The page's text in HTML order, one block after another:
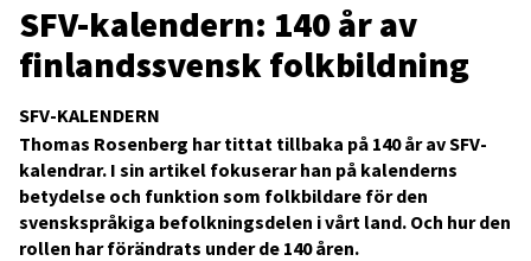
SFV-KALENDERN
SFV-kalendern: 140 år av
finlandssvensk folkbildning
Thomas Rosenberg har tittat tillbaka på 140 år av SFV-
kalendrar. I sin artikel fokuserar han på kalenderns
betydelse och funktion som folkbildare för den
svenskspråkiga befolkningsdelen i vårt land. Och hur den
rollen har förändrats under de 140 åren.